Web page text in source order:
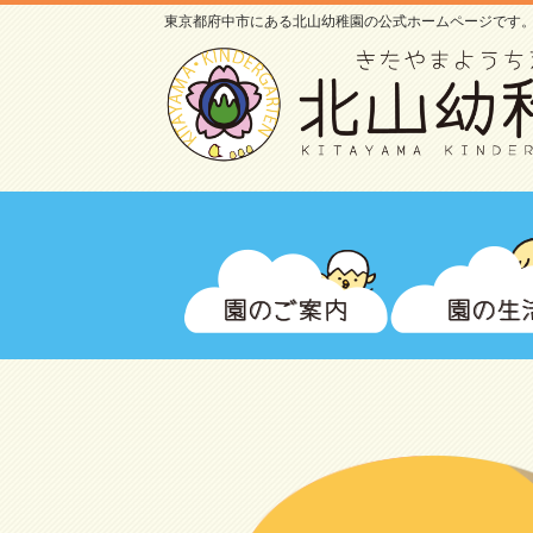
東京都府中市にある北山幼稚園の公式ホームページです